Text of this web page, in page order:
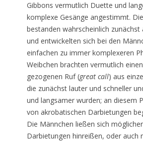
Gibbons vermutlich Duette und
komplexe Gesänge angestimmt.
bestanden wahrscheinlich
und entwickelten sich bei den
einfachen zu immer komplexeren
Weibchen brachten vermutlich
gezogenen Ruf (great call) aus
die zunächst lauter und schneller
und langsamer wurden; an diesem
von akrobatischen Darbietungen
Die Männchen ließen sich
Darbietungen hinreißen, oder auch